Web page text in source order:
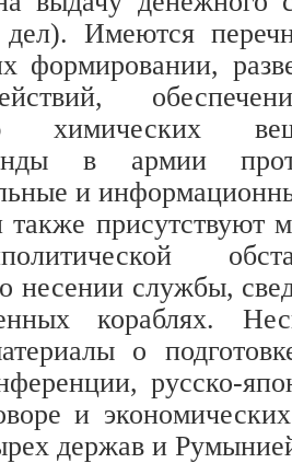
дел). Имеются
формировании,
химических
в армии
и
также присутствуют
несении службы,
кораблях.
о
русско-
и
держав и